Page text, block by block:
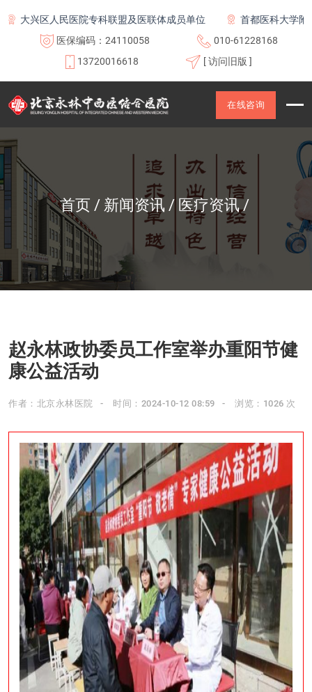
兴区人民医院专科联盟及医联体成员单位
首都医科大学附属北
医保编码：24110058
010-61228168
13720016618
[ 访问旧版 ]
在线咨询
首页 新闻资讯 医疗资讯
赵永林政协委员工作室举办重阳节健
康公益活动
作者：北京永林医院 时间：2024-10-12 08:59 浏览：1026 次